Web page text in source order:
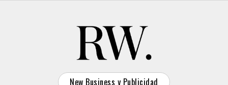
New Business y Publicidad